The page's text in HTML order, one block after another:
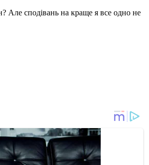
Але сподівань на краще я все одно не